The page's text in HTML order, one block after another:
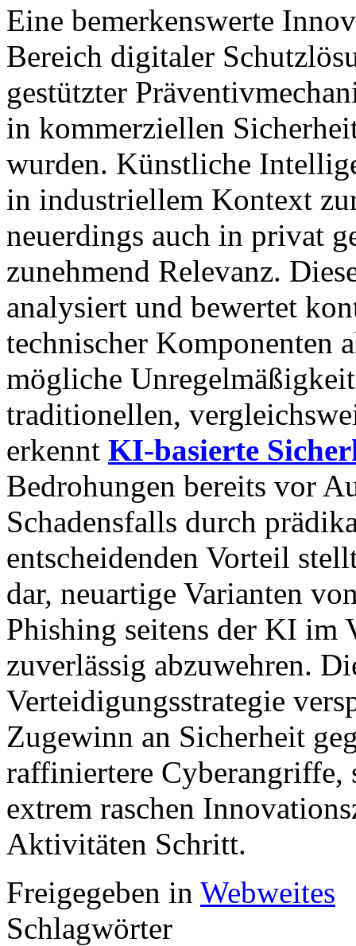
Eine bemerkenswerte
Bereich digitaler
gestützter
in kommerziellen
wurden. Künstliche
in industriellem Kontext
neuerdings auch in privat
zunehmend Relevanz.
analysiert und bewertet
technischer Komponenten
mögliche
traditionellen,
erkennt KI-basierte
Bedrohungen bereits vor
Schadensfalls durch
entscheidenden Vorteil
dar, neuartige Varianten
Phishing seitens der KI im
zuverlässig abzuwehren.
Verteidigungsstrategie
Zugewinn an Sicherheit
raffiniertere Cyberangriffe,
extrem raschen
Aktivitäten Schritt.
Freigegeben in Webweites
Schlagwörter